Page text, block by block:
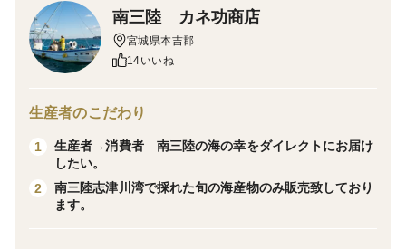
めかぶは栄養価の高い食品です。
美容に効果的なヨウ素、免疫力を高めるフコイダン、デ
トックス効果のアルギン酸、ビタミンやミネラルを多く
海藻類です。
この時期しかで出回らない三陸産生めかぶ(茎無し)をご
賞味ください。
南三陸 カネ功商店
宮城県本吉郡
14いいね
生産者のこだわり
1
生産者→消費者 南三陸の海の幸をダイレクトにお届け
したい。
2
南三陸志津川湾で採れた旬の海産物のみ販売致しており
ます。